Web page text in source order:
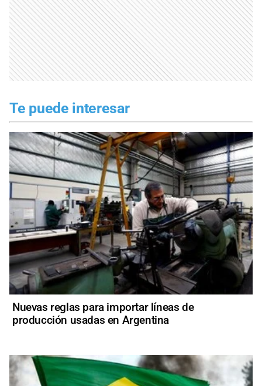
Te puede interesar
Nuevas reglas para importar líneas de
producción usadas en Argentina